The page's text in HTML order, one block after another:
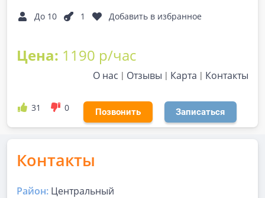
До 10 1 Добавить в избранное
Цена: 1190 р/час
О нас Отзывы Карта Контакты
31 0 Позвонить Записаться
Контакты
Район: Центральный